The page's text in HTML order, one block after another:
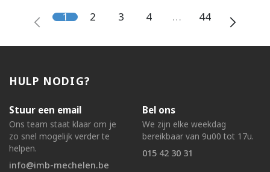
1 2 3 4 … 44
HULP NODIG?
Stuur een email
Ons team staat klaar om je
zo snel mogelijk verder te
helpen.
info@imb-mechelen.be
Bel ons
We zijn elke weekdag
bereikbaar van 9u00 tot 17u.
015 42 30 31